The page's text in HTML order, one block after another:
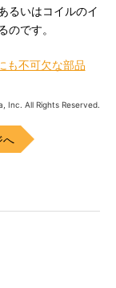
るいはコイルのイ
のです。
も不可欠な部品
Inc. All Rights Reserved.
へ